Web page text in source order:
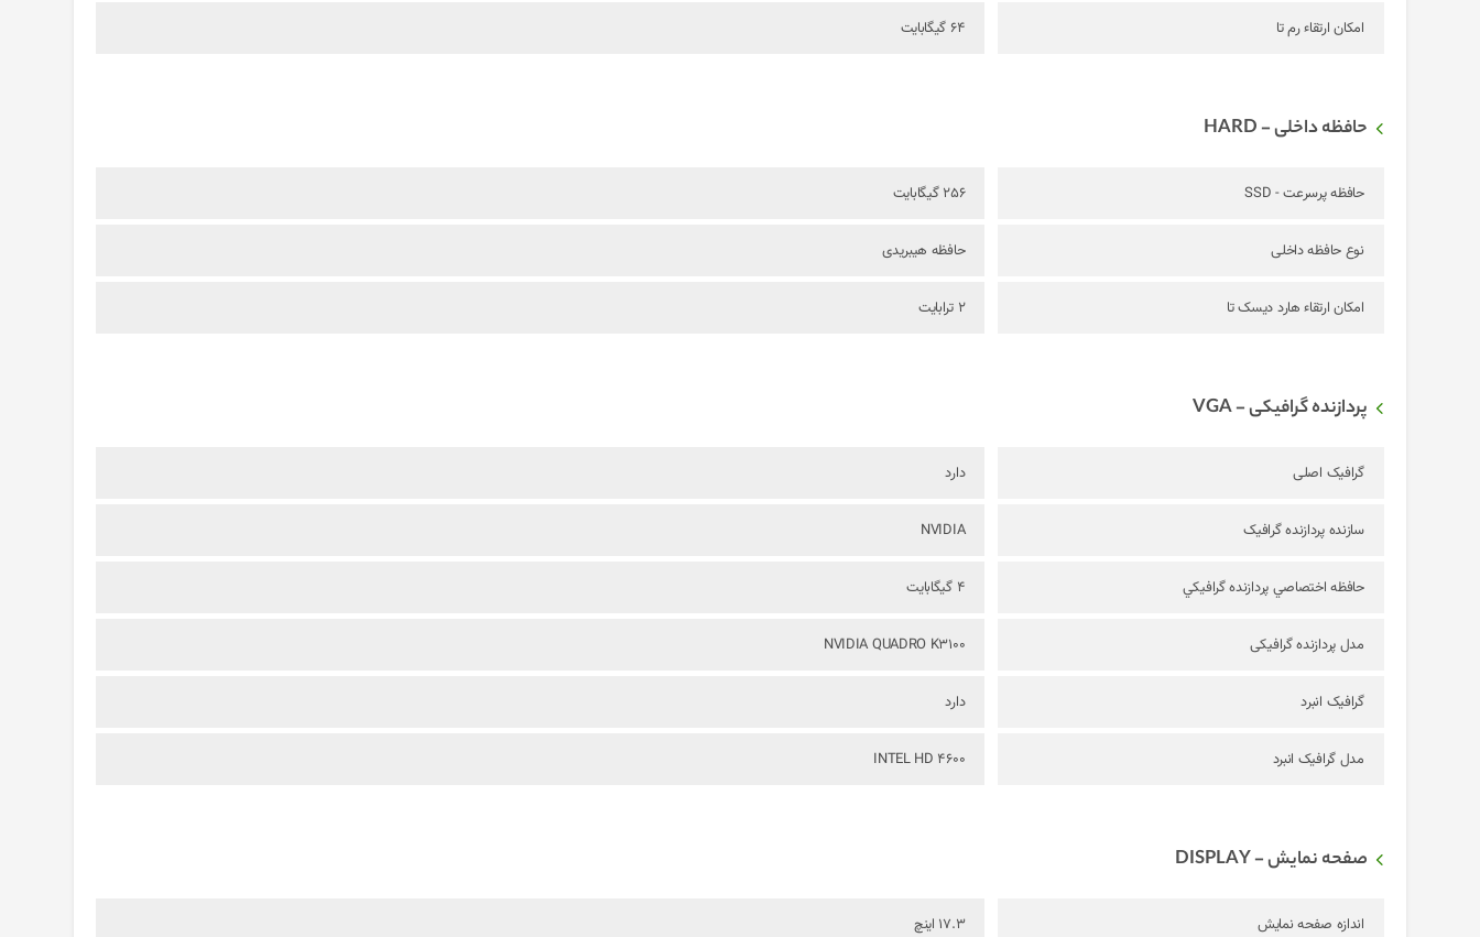
امکان ارتقاء رم تا 64 گیگابایت
حافظه داخلی - HARD
حافظه پرسرعت - SSD 256 گیگابایت
نوع حافظه داخلی حافظه هیبریدی
امکان ارتقاء هارد دیسک تا 2 ترابایت
پردازنده گرافیکی - VGA
گرافیک اصلی دارد
سازنده پردازنده گرافیک NVIDIA
حافظه اختصاصي پردازنده گرافيکي 4 گیگابایت
مدل پردازنده گرافیکی NVIDIA QUADRO K3100
گرافیک انبرد دارد
مدل گرافیک انبرد INTEL HD 4600
صفحه نمایش - DISPLAY
اندازه صفحه نمایش 17.3 اینچ